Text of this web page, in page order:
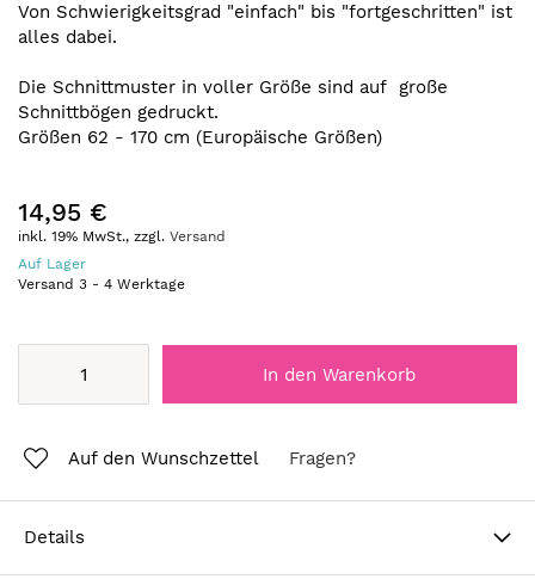
Von Schwierigkeitsgrad "einfach" bis "fortgeschritten" ist
alles dabei.
Die Schnittmuster in voller Größe sind auf große
Schnittbögen gedruckt.
Größen 62 - 170 cm (Europäische Größen)
14,95 €
inkl. 19% MwSt., zzgl. Versand
Auf Lager
Versand 3 - 4 Werktage
In den Warenkorb
Auf den Wunschzettel Fragen?
Details